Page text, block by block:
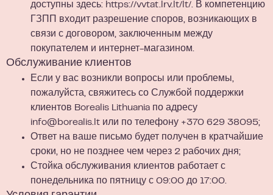
доступны здесь: https://vvtat.lrv.lt/lt/. В компетенцию
ГЗПП входит разрешение споров, возникающих в
связи с договором, заключенным между
покупателем и интернет-магазином.
Обслуживание клиентов
Если у вас возникли вопросы или проблемы,
пожалуйста, свяжитесь со Службой поддержки
клиентов Borealis Lithuania по адресу
info@borealis.lt или по телефону +370 629 38095;
Ответ на ваше письмо будет получен в кратчайшие
сроки, но не позднее чем через 2 рабочих дня;
Стойка обслуживания клиентов работает с
понедельника по пятницу с 09:00 до 17:00.